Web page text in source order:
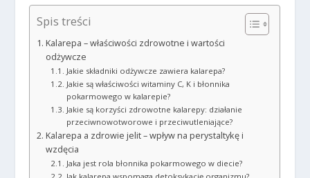
Spis treści
Kalarepa – właściwości zdrowotne i wartości
odżywcze
Jakie składniki odżywcze zawiera kalarepa?
Jakie są właściwości witaminy C, K i błonnika
pokarmowego w kalarepie?
Jakie są korzyści zdrowotne kalarepy: działanie
przeciwnowotworowe i przeciwutleniające?
Kalarepa a zdrowie jelit – wpływ na perystaltykę i
wzdęcia
Jaka jest rola błonnika pokarmowego w diecie?